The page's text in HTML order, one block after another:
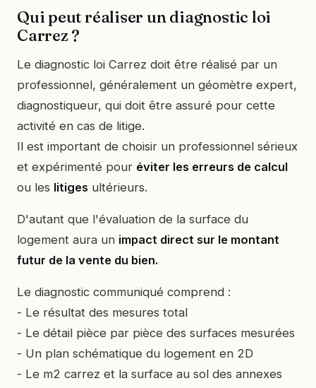
Qui peut réaliser un diagnostic loi
Carrez ?
Le diagnostic loi Carrez doit être réalisé par un
professionnel, généralement un géomètre expert,
diagnostiqueur, qui doit être assuré pour cette
activité en cas de litige.
Il est important de choisir un professionnel sérieux
et expérimenté pour éviter les erreurs de calcul
ou les litiges ultérieurs.
D'autant que l'évaluation de la surface du
logement aura un impact direct sur le montant
futur de la vente du bien.
Le diagnostic communiqué comprend :
- Le résultat des mesures total
- Le détail pièce par pièce des surfaces mesurées
- Un plan schématique du logement en 2D
- Le m2 carrez et la surface au sol des annexes